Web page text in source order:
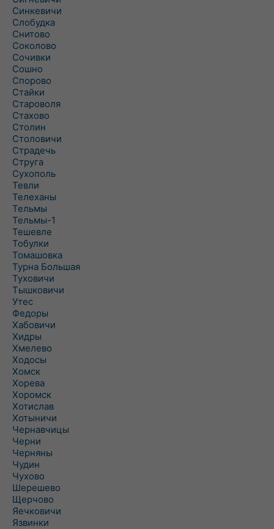
Синкевичи
Слобудка
Снитово
Соколово
Сочивки
Сошно
Спорово
Стайки
Староволя
Стахово
Столин
Столовичи
Страдечь
Струга
Сухополь
Тевли
Телеханы
Тельмы
Тельмы-1
Тешевле
Тобулки
Томашовка
Турна Большая
Туховичи
Тышковичи
Утес
Федоры
Хабовичи
Хидры
Хмелево
Ходосы
Хомск
Хорева
Хоромск
Хотислав
Хотыничи
Чернавчицы
Черни
Черняны
Чудин
Чухово
Шерешево
Щерчово
Яечковичи
Язвинки